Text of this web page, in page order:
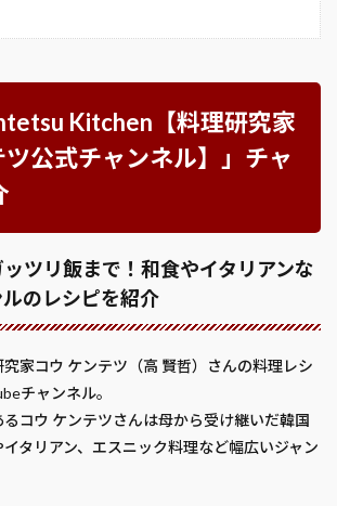
Kitchen【料理研究家
ツ公式チャンネル】」チャ
ツリ飯まで！和食やイタリアンな
のレシピを紹介
家コウ ケンテツ（高 賢哲）さんの料理レシ
チャンネル。
コウ ケンテツさんは母から受け継いだ韓国
タリアン、エスニック料理など幅広いジャン